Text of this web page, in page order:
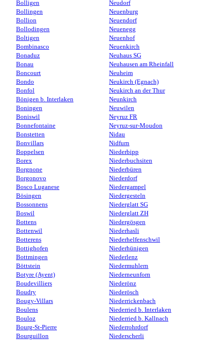
Bolligen
Bollingen
Bollion
Bollodingen
Boltigen
Bombinasco
Bonaduz
Bonau
Boncourt
Bondo
Bonfol
Bönigen b. Interlaken
Boningen
Boniswil
Bonnefontaine
Bonstetten
Bonvillars
Boppelsen
Borex
Borgnone
Borgonovo
Bosco Luganese
Bösingen
Bossonnens
Boswil
Bottens
Bottenwil
Botterens
Bottighofen
Bottmingen
Böttstein
Botyre (Ayent)
Boudevilliers
Boudry
Bougy-Villars
Boulens
Bouloz
Bourg-St-Pierre
Bourguillon
Neudorf
Neuenburg
Neuendorf
Neuenegg
Neuenhof
Neuenkirch
Neuhaus SG
Neuhausen am Rheinfall
Neuheim
Neukirch (Egnach)
Neukirch an der Thur
Neunkirch
Neuwilen
Neyruz FR
Neyruz-sur-Moudon
Nidau
Nidfurn
Niederbipp
Niederbuchsiten
Niederbüren
Niederdorf
Niedergampel
Niedergesteln
Niederglatt SG
Niederglatt ZH
Niedergösgen
Niederhasli
Niederhelfenschwil
Niederhünigen
Niederlenz
Niedermuhlern
Niederneunforn
Niederönz
Niederösch
Niederrickenbach
Niederried b. Interlaken
Niederried b. Kallnach
Niederrohrdorf
Niederscherli